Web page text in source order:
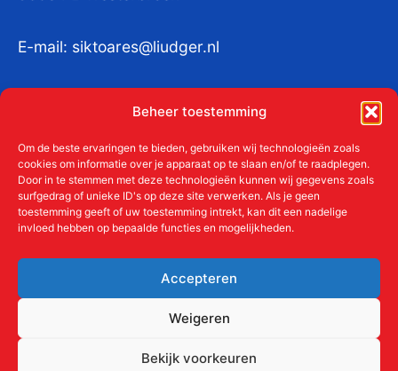
Beheer toestemming
Om de beste ervaringen te bieden, gebruiken wij technologieën zoals
cookies om informatie over je apparaat op te slaan en/of te raadplegen.
Door in te stemmen met deze technologieën kunnen wij gegevens zoals
surfgedrag of unieke ID's op deze site verwerken. Als je geen
toestemming geeft of uw toestemming intrekt, kan dit een nadelige
invloed hebben op bepaalde functies en mogelijkheden.
Accepteren
Weigeren
Bekijk voorkeuren
E-mail: siktoares@liudger.nl
KvKnr:41011712
Meer over de Liudgerstichten
Aanmelden als donateur
ANBI
Contact